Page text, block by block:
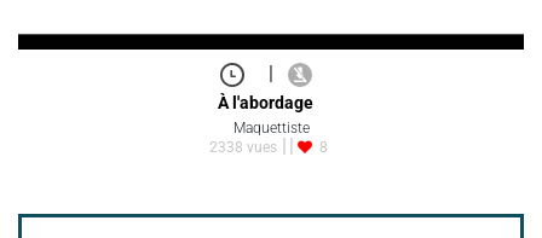
À l'abordage
Maquettiste
2338 vues
8